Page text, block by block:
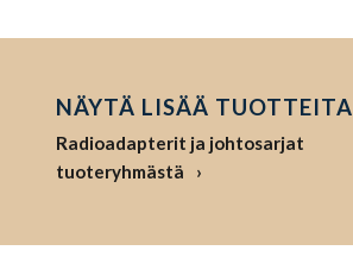
NÄYTÄ LISÄÄ TUOTTEITA
Radioadapterit ja johtosarjat
tuoteryhmästä